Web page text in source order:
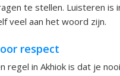
te stellen. Luisteren is
veel aan het woord zijn.
respect
regel in Akhiok is dat je